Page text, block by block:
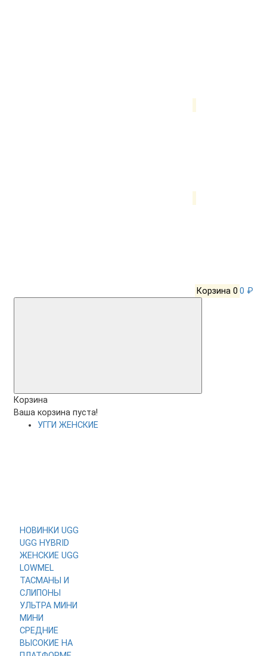
Корзина 0 0 ₽
Корзина
Ваша корзина пуста!
УГГИ ЖЕНСКИЕ
НОВИНКИ UGG
UGG HYBRID
ЖЕНСКИЕ UGG
LOWMEL
ТАСМАНЫ И
СЛИПОНЫ
УЛЬТРА МИНИ
МИНИ
СРЕДНИЕ
ВЫСОКИЕ НА